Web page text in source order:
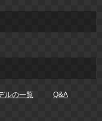
ルの一覧 Q&A